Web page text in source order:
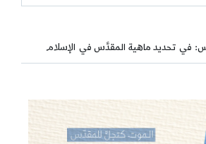
في تحديد ماهية المقدَّس في الإسلام